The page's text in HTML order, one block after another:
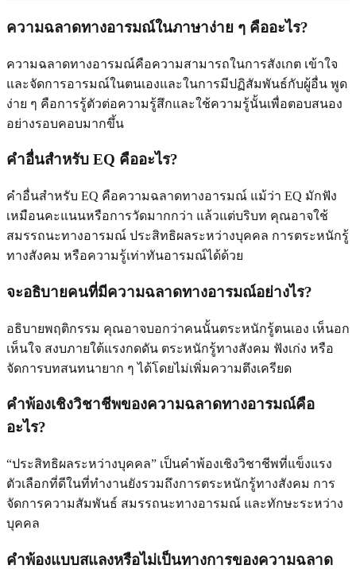
ความฉลาดทางอารมณ์ในภาษาง่าย ๆ คืออะไร?
ความฉลาดทางอารมณ์คือความสามารถในการสังเกต เข้าใจ
และจัดการอารมณ์ในตนเองและในการมีปฏิสัมพันธ์กับผู้อื่น พูด
ง่าย ๆ คือการรู้ตัวต่อความรู้สึกและใช้ความรู้นั้นเพื่อตอบสนอง
อย่างรอบคอบมากขึ้น
คำอื่นสำหรับ EQ คืออะไร?
คำอื่นสำหรับ EQ คือความฉลาดทางอารมณ์ แม้ว่า EQ มักฟัง
เหมือนคะแนนหรือการวัดมากกว่า แล้วแต่บริบท คุณอาจใช้
สมรรถนะทางอารมณ์ ประสิทธิผลระหว่างบุคคล การตระหนักรู้
ทางสังคม หรือความรู้เท่าทันอารมณ์ได้ด้วย
จะอธิบายคนที่มีความฉลาดทางอารมณ์อย่างไร?
อธิบายพฤติกรรม คุณอาจบอกว่าคนนั้นตระหนักรู้ตนเอง เห็นอก
เห็นใจ สงบภายใต้แรงกดดัน ตระหนักรู้ทางสังคม ฟังเก่ง หรือ
จัดการบทสนทนายาก ๆ ได้โดยไม่เพิ่มความตึงเครียด
คำพ้องเชิงวิชาชีพของความฉลาดทางอารมณ์คือ
อะไร?
“ประสิทธิผลระหว่างบุคคล” เป็นคำพ้องเชิงวิชาชีพที่แข็งแรง
ตัวเลือกที่ดีในที่ทำงานยังรวมถึงการตระหนักรู้ทางสังคม การ
จัดการความสัมพันธ์ สมรรถนะทางอารมณ์ และทักษะระหว่าง
บุคคล
คำพ้องแบบสแลงหรือไม่เป็นทางการของความฉลาด